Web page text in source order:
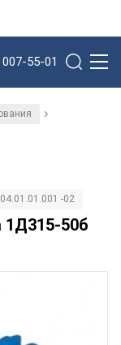
55-01
/
-02
1Д315-50б